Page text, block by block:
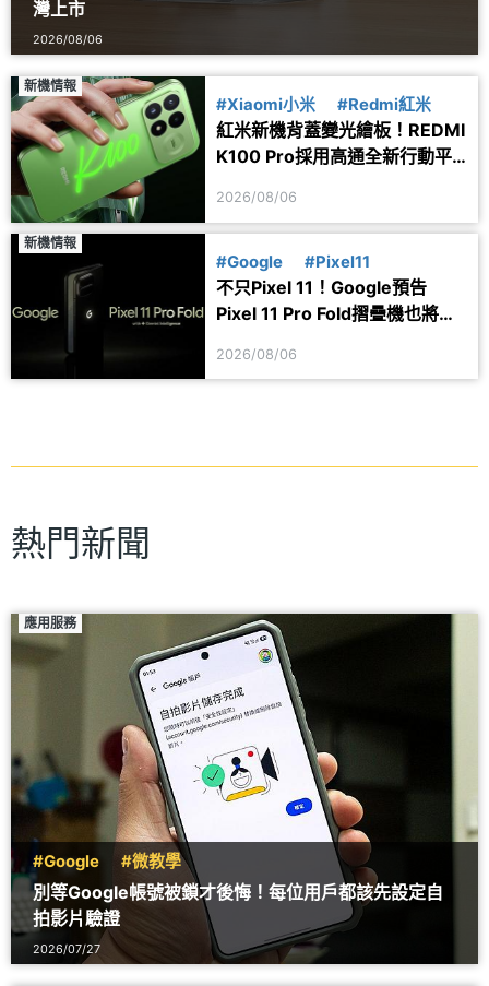
灣上市
2026/08/06
新機情報
#Xiaomi小米 #Redmi紅米
紅米新機背蓋變光繪板！REDMI
K100 Pro採用高通全新行動平
2026/08/06
新機情報
#Google #Pixel11
不只Pixel 11！Google預告
Pixel 11 Pro Fold摺疊機也將於
2026/08/06
熱門新聞
應用服務
#Google #微教學
別等Google帳號被鎖才後悔！每位用戶都該先設定自
拍影片驗證
2026/07/27